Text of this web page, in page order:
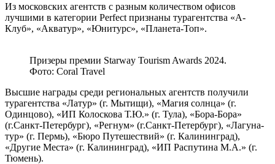
Из московских агентств с разным количеством офисов
лучшими в категории Perfect признаны турагентства «А-
Клуб», «Акватур», «Юнитурс», «Планета-Топ».
Призеры премии Starway Tourism Awards 2024.
Фото: Coral Travel
Высшие награды среди региональных агентств получили
турагентства «Латур» (г. Мытищи), «Магия солнца» (г.
Одинцово), «ИП Колоскова Т.Ю.» (г. Тула), «Бора-Бора»
(г.Санкт-Петербург), «Регнум» (г.Санкт-Петербург), «Лагуна-
тур» (г. Пермь), «Бюро Путешествий» (г. Калининград),
«Другие Места» (г. Калининград), «ИП Распутина М.А.» (г.
Тюмень).